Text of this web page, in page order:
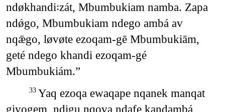
ndøkhandi꞉zát, Mbumbukiam namba. Zapa
ndǿgo, Mbumbukiam ndego ambá av
nqǣgo, løvøte ezoqam-gē Mbumbukiām,
geté ndego khandi ezoqam-gé
Mbumbukiám.”
33 Yaq ezoqa ewaqape nqanek manqat
giyogem, ndigu nqova ndafe kandambá,